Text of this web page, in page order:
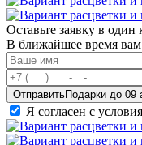
Оставьте заявку в один
В ближайшее время вам
Отправить
Я согласен с